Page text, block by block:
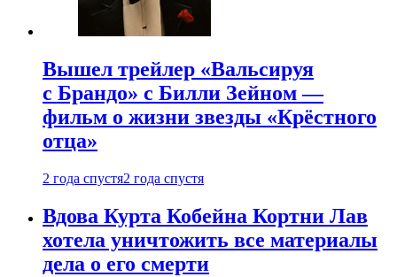
Вышел трейлер «Вальсируя
с Брандо» с Билли Зейном —
фильм о жизни звезды «Крёстного
отца»
2 года спустя2 года спустя
Вдова Курта Кобейна Кортни Лав
хотела уничтожить все материалы
дела о его смерти